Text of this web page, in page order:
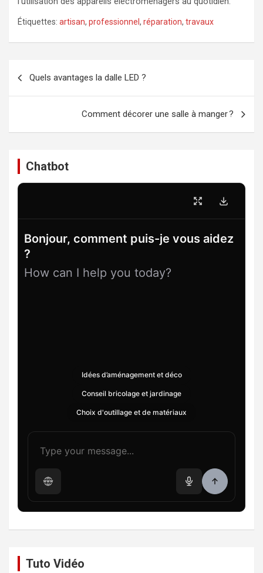
Étiquettes: artisan, professionnel , réparation, travaux
Quels avantages la dalle LED ?
Comment décorer une salle à manger ?
Chatbot
Bonjour, comment puis-je vous aidez
?
How can I help you today?
Idées d’aménagement et déco
Conseil bricolage et jardinage
Choix d'outillage et de matériaux
Tuto Vidéo